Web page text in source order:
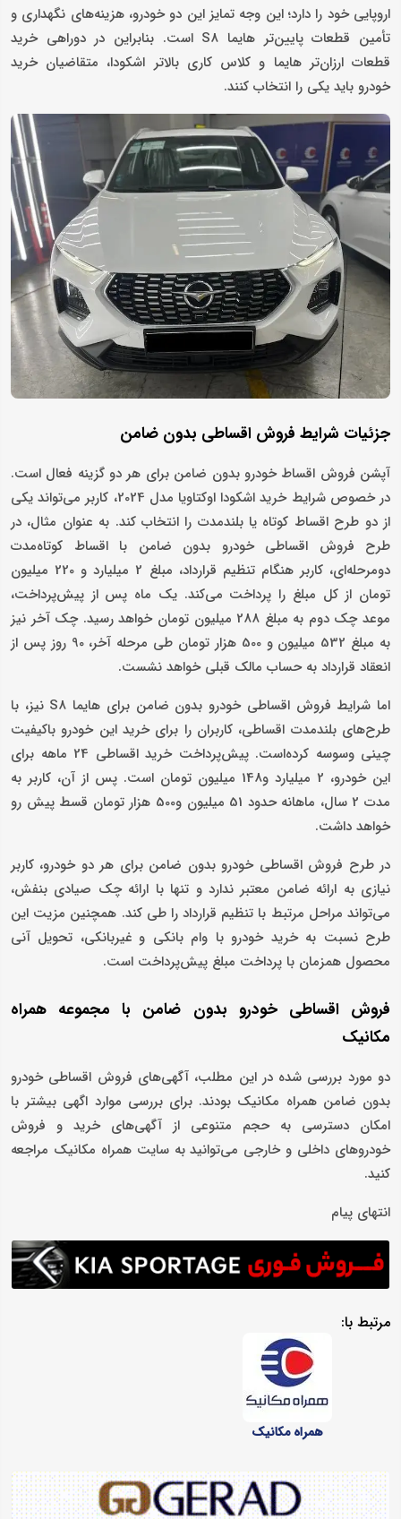
اروپایی خود را دارد؛ این وجه تمایز این دو خودرو، هزینه‌های نگهداری و
تأمین قطعات پایین‌تر هایما S8 است. بنابراین در دوراهی خرید
قطعات ارزان‌تر هایما و کلاس کاری بالاتر اشکودا، متقاضیان خرید
خودرو باید یکی را انتخاب کنند.
جزئیات شرایط فروش اقساطی بدون ضامن
آپشن فروش اقساط خودرو بدون ضامن برای هر دو گزینه فعال است.
در خصوص شرایط خرید اشکودا اوکتاویا مدل 2024، کاربر می‌تواند یکی
از دو طرح اقساط کوتاه یا بلندمدت را انتخاب کند. به عنوان مثال، در
طرح فروش اقساطی خودرو بدون ضامن با اقساط کوتاه‌مدت
دومرحله‌ای، کاربر هنگام تنظیم قرارداد، مبلغ 2 میلیارد و 220 میلیون
تومان از کل مبلغ را پرداخت می‌کند. یک ماه پس از پیش‌پرداخت،
موعد چک دوم به مبلغ 288 میلیون تومان خواهد رسید. چک آخر نیز
به مبلغ 532 میلیون و 500 هزار تومان طی مرحله آخر، 90 روز پس از
انعقاد قرارداد به حساب مالک قبلی خواهد نشست.
اما شرایط فروش اقساطی خودرو بدون ضامن برای هایما S8 نیز، با
طرح‌های بلندمدت اقساطی، کاربران را برای خرید این خودرو باکیفیت
چینی وسوسه کرده‌است. پیش‌پرداخت خرید اقساطی 24 ماهه برای
این خودرو، 2 میلیارد و148 میلیون تومان است. پس از آن، کاربر به
مدت 2 سال، ماهانه حدود 51 میلیون و500 هزار تومان قسط پیش رو
خواهد داشت.
در طرح فروش اقساطی خودرو بدون ضامن برای هر دو خودرو، کاربر
نیازی به ارائه ضامن معتبر ندارد و تنها با ارائه چک صیادی بنفش،
می‌تواند مراحل مرتبط با تنظیم قرارداد را طی کند. همچنین مزیت این
طرح نسبت به خرید خودرو با وام بانکی و غیربانکی، تحویل آنی
محصول همزمان با پرداخت مبلغ پیش‌پرداخت است.
فروش اقساطی خودرو بدون ضامن با مجموعه همراه
مکانیک
دو مورد بررسی شده در این مطلب، آگهی‌های فروش اقساطی خودرو
بدون ضامن همراه مکانیک بودند. برای بررسی موارد اگهی‌ بیشتر با
امکان دسترسی به حجم متنوعی از آگهی‌های خرید و فروش
خودروهای داخلی و خارجی می‌توانید به سایت همراه مکانیک مراجعه
کنید.
انتهای پیام
مرتبط با:
همراه مکانیک